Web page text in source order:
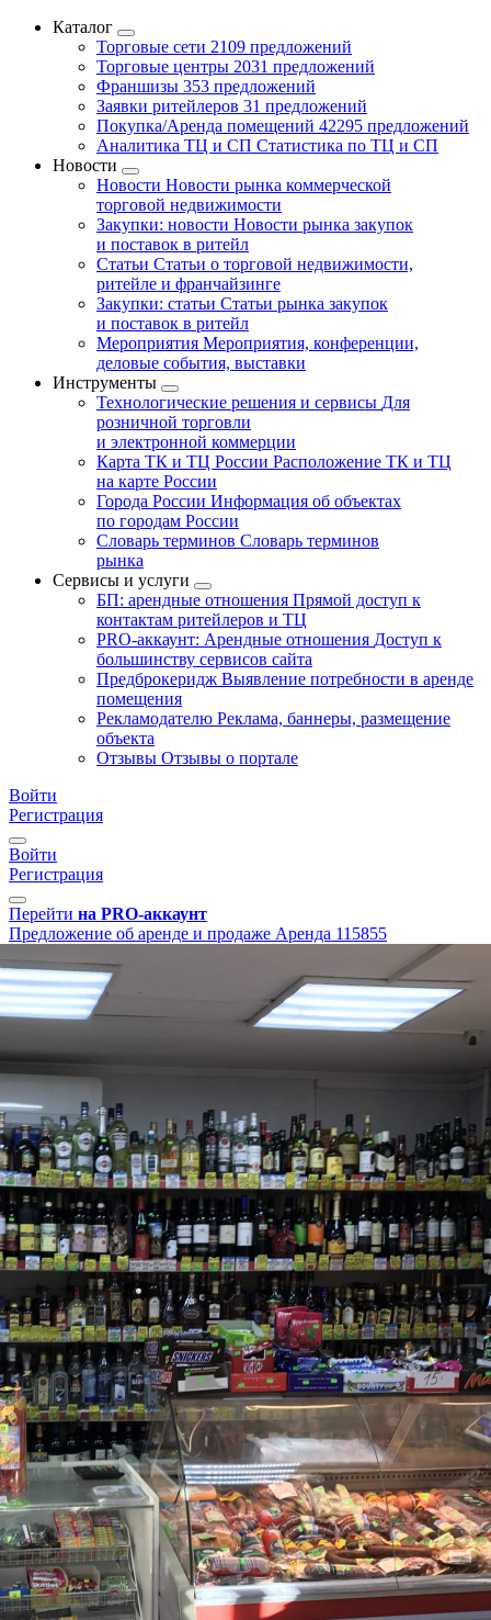
Каталог
Торговые сети 2109 предложений
Торговые центры 2031 предложений
Франшизы 353 предложений
Заявки ритейлеров 31 предложений
Покупка/Аренда помещений 42295 предложений
Аналитика ТЦ и СП Статистика по ТЦ и СП
Новости
Новости Новости рынка коммерческой
торговой недвижимости
Закупки: новости Новости рынка закупок
и поставок в ритейл
Статьи Статьи о торговой недвижимости,
ритейле и франчайзинге
Закупки: статьи Статьи рынка закупок
и поставок в ритейл
Мероприятия Мероприятия, конференции,
деловые события, выставки
Инструменты
Технологические решения и сервисы Для
розничной торговли
и электронной коммерции
Карта ТК и ТЦ России Расположение ТК и ТЦ
на карте России
Города России Информация об объектах
по городам России
Словарь терминов Словарь терминов
рынка
Сервисы и услуги
БП: арендные отношения Прямой доступ к
контактам ритейлеров и ТЦ
PRO-аккаунт: Арендные отношения Доступ к
большинству сервисов сайта
Предброкеридж Выявление потребности в аренде
помещения
Рекламодателю Реклама, баннеры, размещение
объекта
Отзывы Отзывы о портале
Войти
Регистрация
Войти
Регистрация
Перейти на PRO-аккаунт
Предложение об аренде и продаже Аренда 115855